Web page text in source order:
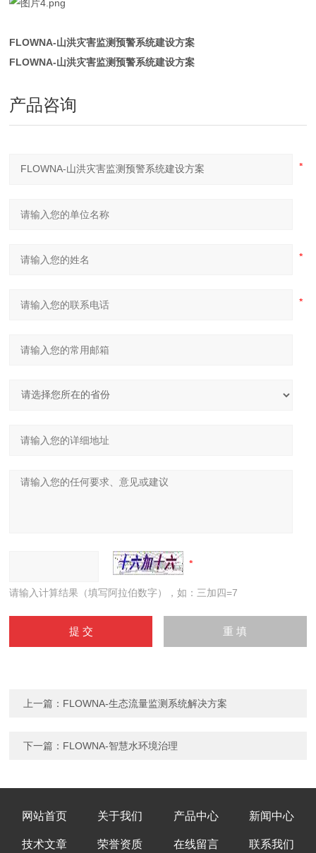
FLOWNA-山洪灾害监测预警系统建设方案
FLOWNA-山洪灾害监测预警系统建设方案
产品咨询
请输入计算结果（填写阿拉伯数字），如：三加四=7
上一篇： FLOWNA-生态流量监测系统解决方案
下一篇： FLOWNA-智慧水环境治理
网站首页 关于我们 产品中心 新闻中心
技术文章 荣誉资质 在线留言 联系我们